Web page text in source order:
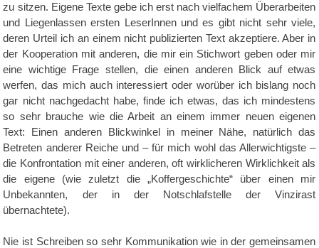
zu sitzen. Eigene Texte gebe ich erst nach vielfachem Überarbeiten
und Liegenlassen ersten LeserInnen und es gibt nicht sehr viele,
deren Urteil ich an einem nicht publizierten Text akzeptiere. Aber in
der Kooperation mit anderen, die mir ein Stichwort geben oder mir
eine wichtige Frage stellen, die einen anderen Blick auf etwas
werfen, das mich auch interessiert oder worüber ich bislang noch
gar nicht nachgedacht habe, finde ich etwas, das ich mindestens
so sehr brauche wie die Arbeit an einem immer neuen eigenen
Text: Einen anderen Blickwinkel in meiner Nähe, natürlich das
Betreten anderer Reiche und – für mich wohl das Allerwichtigste –
die Konfrontation mit einer anderen, oft wirklicheren Wirklichkeit als
die eigene (wie zuletzt die „Koffergeschichte“ über einen mir
Unbekannten, der in der Notschlafstelle der Vinzirast
übernachtete).
Nie ist Schreiben so sehr Kommunikation wie in der gemeinsamen